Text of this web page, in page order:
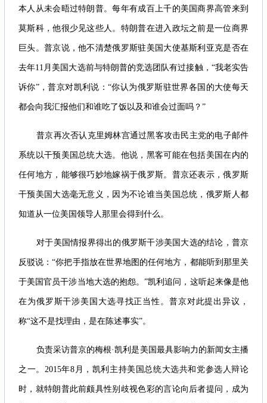
本人从未会晤过特朗普。每年有成百上千的美国商界高管来到
莫斯科，他很少见这些人。特朗普在进入政坛之前是一位商界
巨头。普京说，他不清楚俄罗斯驻美国大使基斯利亚克是否在
去年11月美国大选前与特朗普的竞选团队有过接触，“我老实告
诉你”，普京对凯利说：“你认为俄罗斯驻世界各国的大使每天
都会向我汇报他们和谁吃了饭以及和谁会过面吗？”
普京再次否认克里姆林宫通过黑客攻击民主党的电子邮件
系统以干预美国总统大选。他说，黑客可能在包括美国在内的
任何地方，能够很巧妙地嫁祸于俄罗斯。普京还表示，俄罗斯
干预美国大选毫无意义，因为不论谁当美国总统，俄罗斯人都
知道从一位美国领导人那里会得到什么。
对于美国情报界得出的俄罗斯干涉美国大选的结论，普京
反驳说：“你把手指放在世界地图的任何地方，都能听到那里关
于美国官员干涉当地大选的抱怨。”凯利追问，这听起来像是他
在为俄罗斯干涉美国大选寻找正当性。普京对此提出异议，
称“这不是找理由，是在陈述事实”。
负责采访普京的梅根·凯利是美国最具影响力的新闻女主播
之一。2015年8月，凯利主持美国总统大选共和党参选人辩论
时，就特朗普此前颇具性别歧视色彩的言论向后者提问，成为